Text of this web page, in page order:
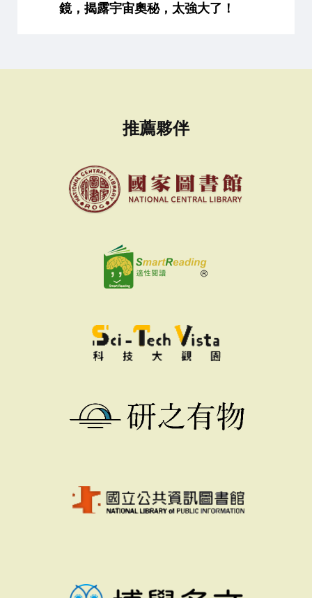
鏡，揭露宇宙奧秘，太強大了！
推薦夥伴